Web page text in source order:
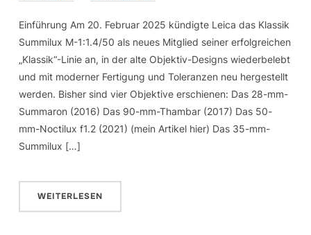
Einführung Am 20. Februar 2025 kündigte Leica das Klassik
Summilux M-1:1.4/50 als neues Mitglied seiner erfolgreichen
„Klassik“-Linie an, in der alte Objektiv-Designs wiederbelebt
und mit moderner Fertigung und Toleranzen neu hergestellt
werden. Bisher sind vier Objektive erschienen: Das 28-mm-
Summaron (2016) Das 90-mm-Thambar (2017) Das 50-
mm-Noctilux f1.2 (2021) (mein Artikel hier) Das 35-mm-
Summilux […]
WEITERLESEN